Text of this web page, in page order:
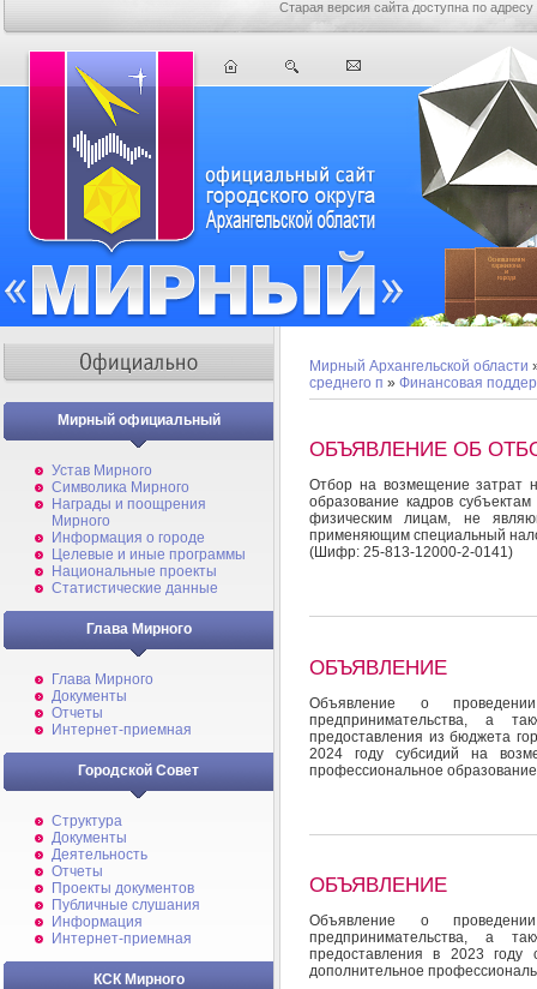
Старая версия сайта доступна по адресу
Мирный официальный
Устав Мирного
Символика Мирного
Награды и поощрения
Мирного
Информация о городе
Целевые и иные программы
Национальные проекты
Статистические данные
Глава Мирного
Глава Мирного
Документы
Отчеты
Интернет-приемная
Городской Совет
Структура
Документы
Деятельность
Отчеты
Проекты документов
Публичные слушания
Информация
Интернет-приемная
КСК Мирного
Мирный Архангельской области
среднего п » Финансовая
ОБЪЯВЛЕНИЕ ОБ
Отбор на возмещение затрат
образование кадров
физическим лицам, не
применяющим специальный
(Шифр: 25-813-12000-2-0141)
ОБЪЯВЛЕНИЕ
Объявление о
предпринимательства, а
предоставления из бюджета
2024 году субсидий на
профессиональное
ОБЪЯВЛЕНИЕ
Объявление о
предпринимательства, а
предоставления в 2023
дополнительное